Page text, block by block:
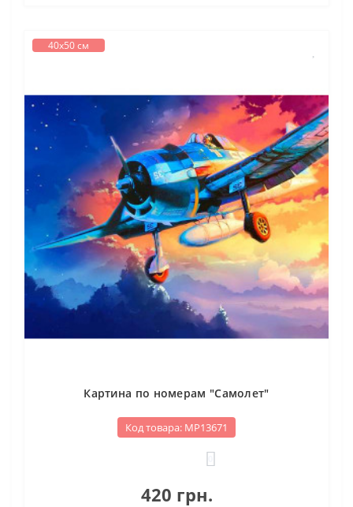
40х50 см
Картина по номерам "Самолет"
Код товара: МР13671
420 грн.